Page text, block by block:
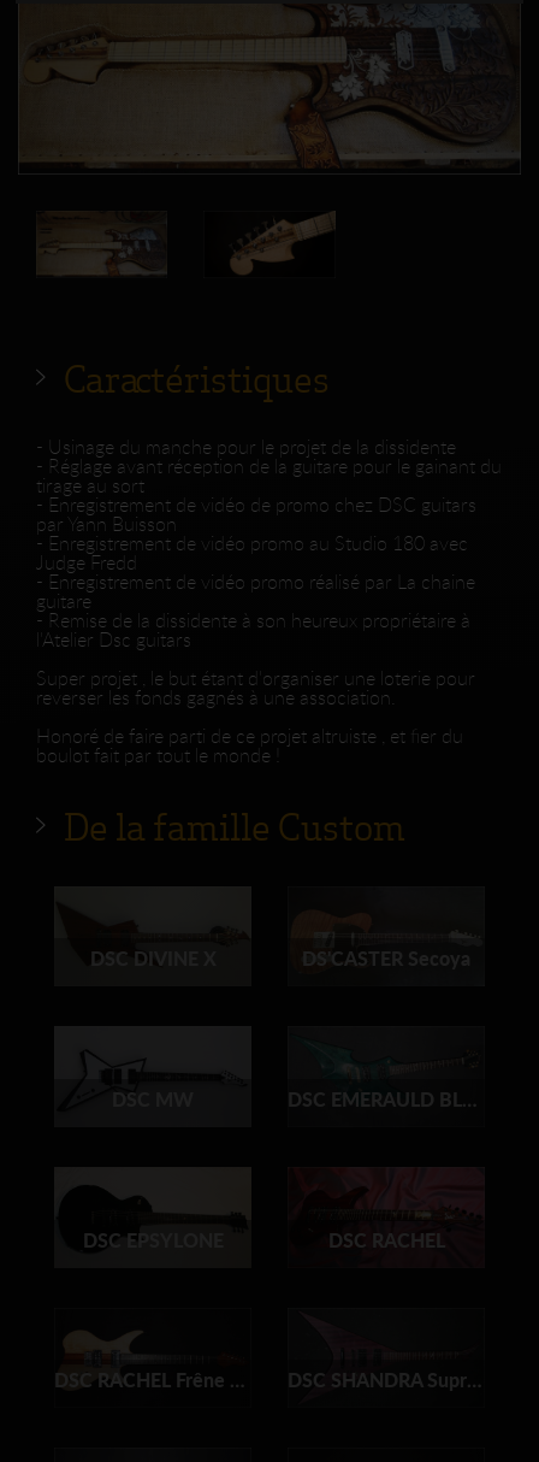
Caractéristiques
- Usinage du manche pour le projet de la dissidente
- Réglage avant réception de la guitare pour le gainant du
tirage au sort
- Enregistrement de vidéo de promo chez DSC guitars
par Yann Buisson
- Enregistrement de vidéo promo au Studio 180 avec
Judge Fredd
- Enregistrement de vidéo promo réalisé par La chaine
guitare
- Remise de la dissidente à son heureux propriétaire à
l'Atelier Dsc guitars
Super projet , le but étant d'organiser une loterie pour
reverser les fonds gagnés à une association.
Honoré de faire parti de ce projet altruiste , et fier du
boulot fait par tout le monde !
De la famille Custom
DSC DIVINE X DS'CASTER Secoya
DSC EMERAULD BLADE
DSC EPSYLONE DSC RACHEL
DSC RACHEL Frêne et Acajou DSC SHANDRA Suprême A / Signature Ralph Santolla